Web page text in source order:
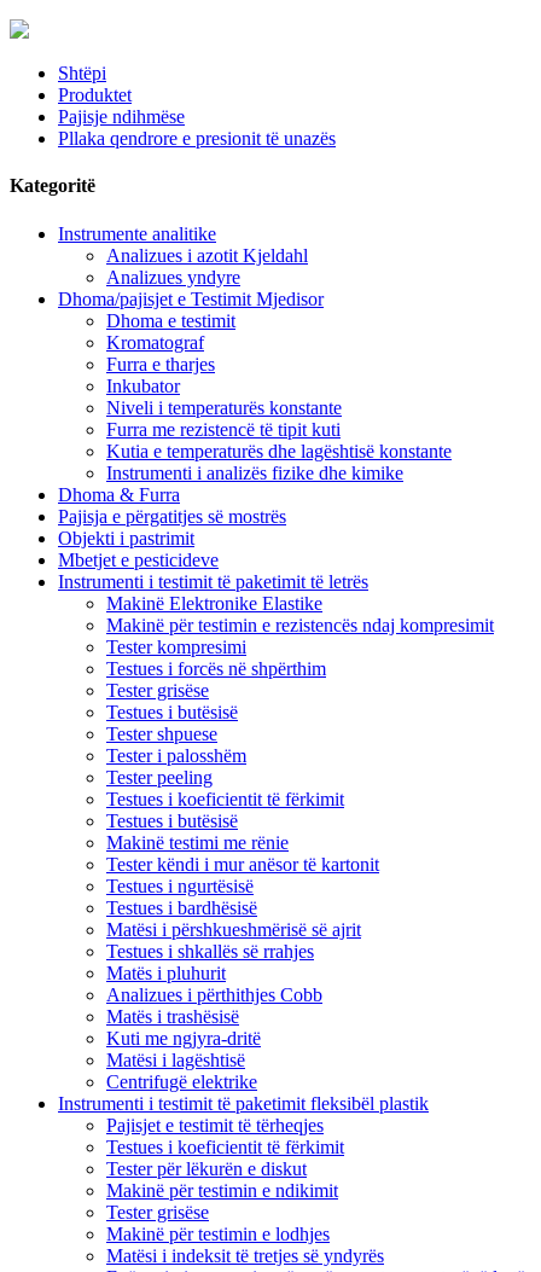
Shtëpi
Produktet
Pajisje ndihmëse
Pllaka qendrore e presionit të unazës
Kategoritë
Instrumente analitike
Analizues i azotit Kjeldahl
Analizues yndyre
Dhoma/pajisjet e Testimit Mjedisor
Dhoma e testimit
Kromatograf
Furra e tharjes
Inkubator
Niveli i temperaturës konstante
Furra me rezistencë të tipit kuti
Kutia e temperaturës dhe lagështisë konstante
Instrumenti i analizës fizike dhe kimike
Dhoma & Furra
Pajisja e përgatitjes së mostrës
Objekti i pastrimit
Mbetjet e pesticideve
Instrumenti i testimit të paketimit të letrës
Makinë Elektronike Elastike
Makinë për testimin e rezistencës ndaj kompresimit
Tester kompresimi
Testues i forcës në shpërthim
Tester grisëse
Testues i butësisë
Tester shpuese
Tester i palosshëm
Tester peeling
Testues i koeficientit të fërkimit
Testues i butësisë
Makinë testimi me rënie
Tester këndi i mur anësor të kartonit
Testues i ngurtësisë
Testues i bardhësisë
Matësi i përshkueshmërisë së ajrit
Testues i shkallës së rrahjes
Matës i pluhurit
Analizues i përthithjes Cobb
Matës i trashësisë
Kuti me ngjyra-dritë
Matësi i lagështisë
Centrifugë elektrike
Instrumenti i testimit të paketimit fleksibël plastik
Pajisjet e testimit të tërheqjes
Testues i koeficientit të fërkimit
Tester për lëkurën e diskut
Makinë për testimin e ndikimit
Tester grisëse
Makinë për testimin e lodhjes
Matësi i indeksit të tretjes së yndyrës